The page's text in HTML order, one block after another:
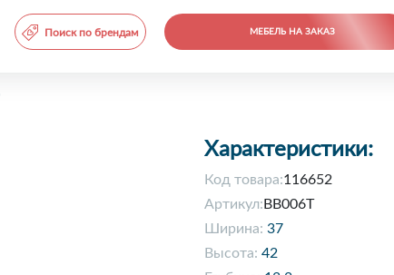
Поиск по брендам МЕБЕЛЬ НА ЗАКАЗ
Характеристики:
Код товара:116652
Артикул: BB006T
Ширина: 37
Высота: 42